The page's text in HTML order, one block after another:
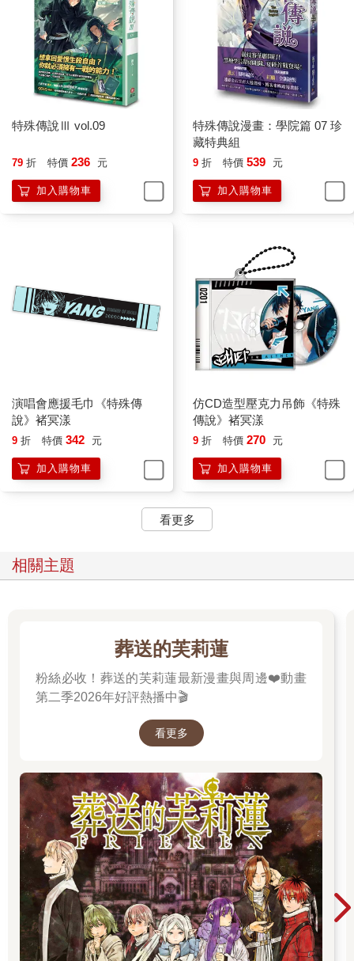
特殊傳說Ⅲ vol.09
79 折 特價 236 元
加入購物車
特殊傳說漫畫：學院篇 07 珍
藏特典組
9 折 特價 539 元
加入購物車
演唱會應援毛巾《特殊傳
說》褚冥漾
9 折 特價 342 元
加入購物車
仿CD造型壓克力吊飾《特殊
傳說》褚冥漾
9 折 特價 270 元
加入購物車
看更多
相關主題
葬送的芙莉蓮
粉絲必收！葬送的芙莉蓮最新漫畫與周邊❤️動畫
第二季2026年好評熱播中🎬
看更多